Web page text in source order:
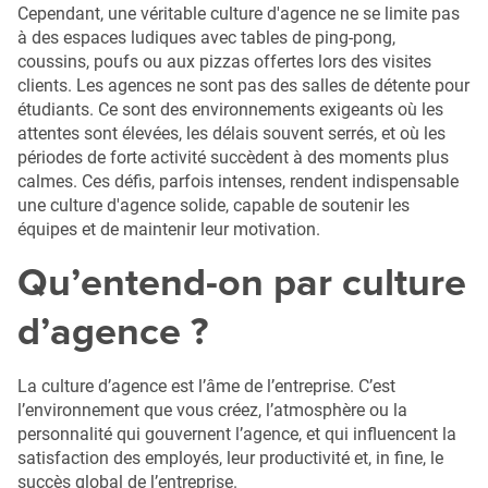
Cependant, une véritable culture d'agence ne se limite pas
à des espaces ludiques avec tables de ping-pong,
coussins, poufs ou aux pizzas offertes lors des visites
clients. Les agences ne sont pas des salles de détente pour
étudiants. Ce sont des environnements exigeants où les
attentes sont élevées, les délais souvent serrés, et où les
périodes de forte activité succèdent à des moments plus
calmes. Ces défis, parfois intenses, rendent indispensable
une culture d'agence solide, capable de soutenir les
équipes et de maintenir leur motivation.
Qu’entend-on par culture
d’agence ?
La culture d’agence est l’âme de l’entreprise. C’est
l’environnement que vous créez, l’atmosphère ou la
personnalité qui gouvernent l’agence, et qui influencent la
satisfaction des employés, leur productivité et, in fine, le
succès global de l’entreprise.